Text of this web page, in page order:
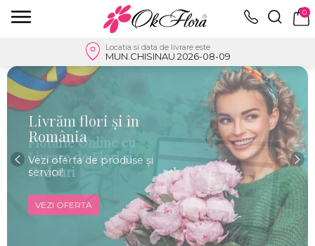
0
Locatia si data de livrare este
MUN.CHISINAU 2026-08-09
Livrăm flori și în
România
Vezi oferta de produse și
servicii!
VEZI OFERTA